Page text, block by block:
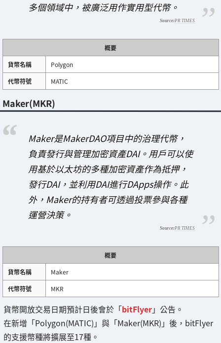
多個領域中，被廣泛用作實用型代幣。
PR TIMES
概要
貨幣名稱
Polygon
代幣符號
MATIC
Maker(MKR)
Maker是MakerDAO項目中的治理代幣，
負責發行與管理加密資產DAI。用戶可以使
用基於以太坊的多種加密資產作為抵押，
發行DAI，並利用DAI進行DApps操作。此
外，Maker的持有者可透過投票參與各種
運營決策。
PR TIMES
概要
貨幣名稱
Maker
代幣符號
MKR
貨幣開放交易日期預計日後會於「bitFlyer」公告。
在新增「Polygon(MATIC)」與「Maker(MKR)」後，bitFlyer
的支援幣種將擴展至17種。